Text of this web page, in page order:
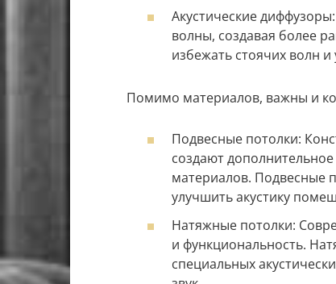
Акустические
волны, создавая более
избежать стоячих волн
Помимо материалов, важны и
Подвесные потолки:
создают
материалов. Подвесные
улучшить акустику
Натяжные потолки:
и функциональность.
специальных